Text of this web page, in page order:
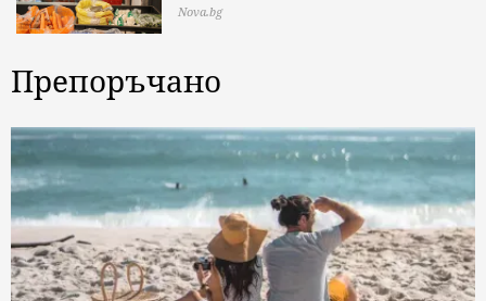
Nova.bg
Препоръчано